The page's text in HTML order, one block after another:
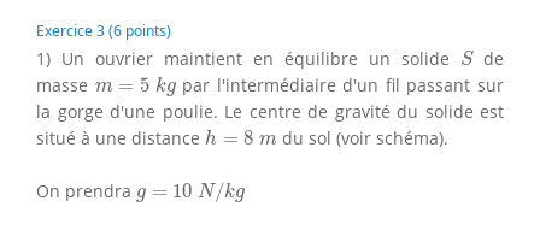
Exercice 3 (6 points)
1) Un ouvrier maintient en équilibre un solide S
Sde
masse m = 5 kg
m k g
par l'intermédiaire d'un fil passant sur
la gorge d'une poulie. Le centre de gravité du solide est
situé à une distance h = 8 m
h m du sol (voir schéma).
On prendra g = 10 N/kg
g 10N /kg